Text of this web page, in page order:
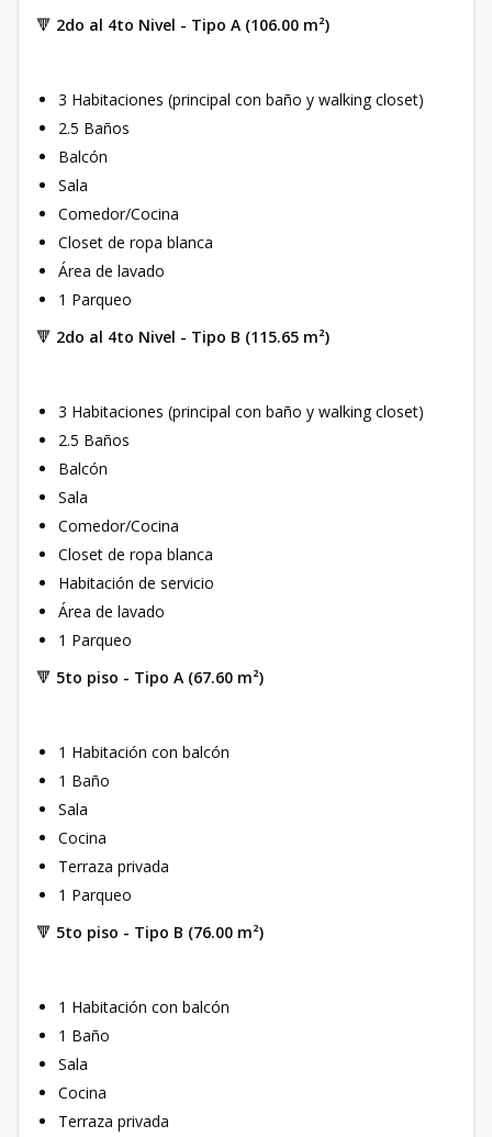
🔻 2do al 4to Nivel - Tipo A (106.00 m²)
3 Habitaciones (principal con baño y walking closet)
2.5 Baños
Balcón
Sala
Comedor/Cocina
Closet de ropa blanca
Área de lavado
1 Parqueo
🔻 2do al 4to Nivel - Tipo B (115.65 m²)
3 Habitaciones (principal con baño y walking closet)
2.5 Baños
Balcón
Sala
Comedor/Cocina
Closet de ropa blanca
Habitación de servicio
Área de lavado
1 Parqueo
🔻 5to piso - Tipo A (67.60 m²)
1 Habitación con balcón
1 Baño
Sala
Cocina
Terraza privada
1 Parqueo
🔻 5to piso - Tipo B (76.00 m²)
1 Habitación con balcón
1 Baño
Sala
Cocina
Terraza privada